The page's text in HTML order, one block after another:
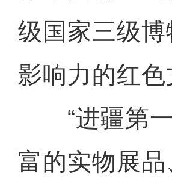
级国家三级
影响力的红
“进疆第一
富的实物展